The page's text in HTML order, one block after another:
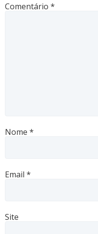
Comentário *
Nome *
Email *
Site